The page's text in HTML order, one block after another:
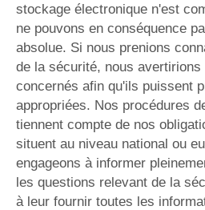
stockage électronique n'est
ne pouvons en conséquence
absolue. Si nous prenions
de la sécurité, nous
concernés afin qu'ils puissent
appropriées. Nos procédures
tiennent compte de nos
situent au niveau national ou
engageons à informer
les questions relevant de la
à leur fournir toutes les